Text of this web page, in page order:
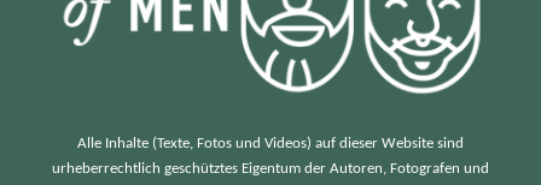
Alle Inhalte (Texte, Fotos und Videos) auf dieser Website sind
urheberrechtlich geschütztes Eigentum der Autoren, Fotografen und